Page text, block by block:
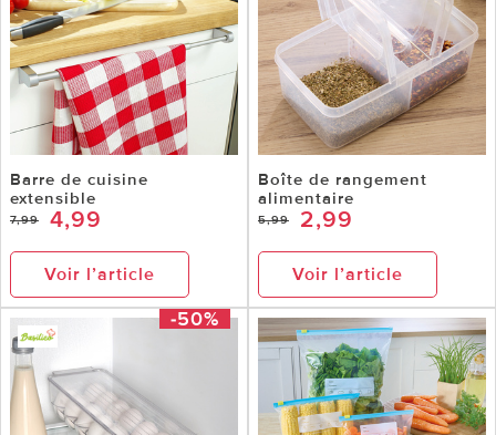
Barre de cuisine
extensible
7,99 4,99
Voir l’article
Boîte de rangement
alimentaire
5,99 2,99
Voir l’article
-50%